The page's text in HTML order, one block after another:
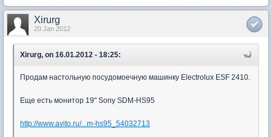
Xirurg
20 Jan 2012
Xirurg, on 16.01.2012 - 18:25:
Продам настольную посудомоечную машинку Electrolux ESF 2410.
Еще есть монитор 19" Sony SDM-HS95
http://www.avito.ru/...m-hs95_54032713